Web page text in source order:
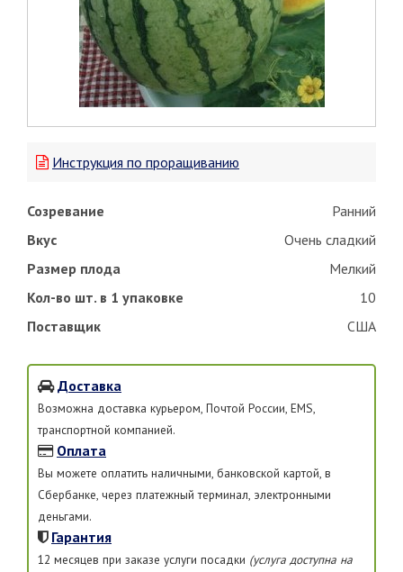
Инструкция по проращиванию
Созревание
Ранний
Вкус
Очень сладкий
Размер плода
Мелкий
Кол-во шт. в 1 упаковке
10
Поставщик
США
Доставка
Возможна доставка курьером, Почтой России, EMS,
транспортной компанией.
Оплата
Вы можете оплатить наличными, банковской картой, в
Сбербанке, через платежный терминал, электронными
деньгами.
Гарантия
12 месяцев при заказе услуги посадки (услуга доступна на